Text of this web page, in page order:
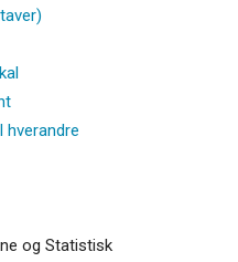
hverandre
og Statistisk